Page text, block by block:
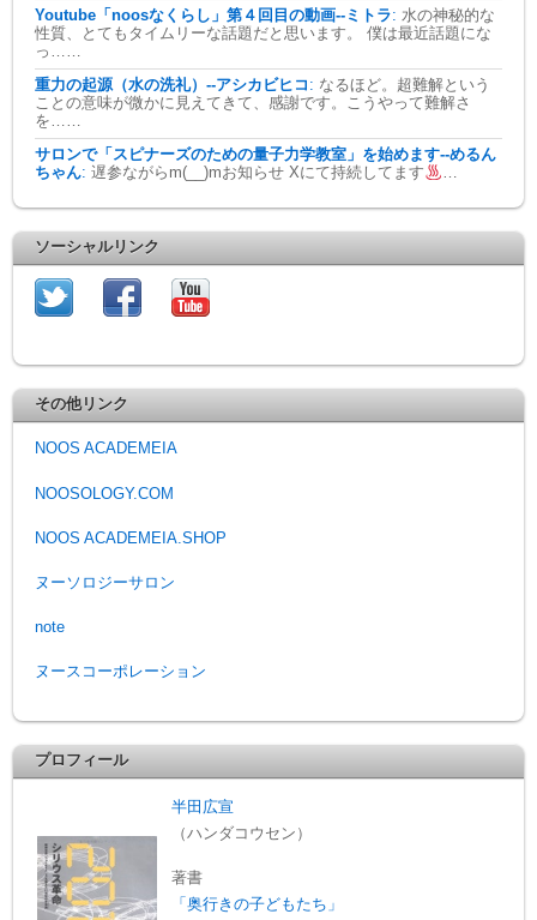
Youtube「noosなくらし」第４回目の動画--ミトラ: 水の神秘的な
性質、とてもタイムリーな話題だと思います。 僕は最近話題にな
っ……
重力の起源（水の洗礼）--アシカビヒコ : なるほど。超難解という
ことの意味が微かに見えてきて、感謝です。こうやって難解さ
を……
サロンで「スピナーズのための量子力学教室」を始めます--めるん
ちゃん: 遅参ながらm(__)mお知らせ Xにて持続してます …
ソーシャルリンク
その他リンク
NOOS ACADEMEIA
NOOSOLOGY.COM
NOOS ACADEMEIA.SHOP
ヌーソロジーサロン
note
ヌースコーポレーション
プロフィール
半田広宣
（ハンダコウセン）
著書
「奥行きの子どもたち」